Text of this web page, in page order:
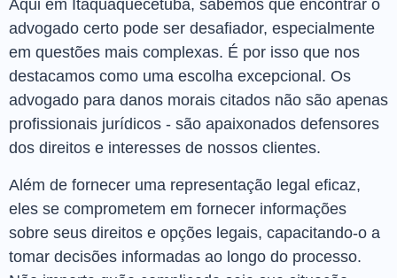
Aqui em Itaquaquecetuba, sabemos que encontrar o
advogado certo pode ser desafiador, especialmente
em questões mais complexas. É por isso que nos
destacamos como uma escolha excepcional. Os
advogado para danos morais citados não são apenas
profissionais jurídicos - são apaixonados defensores
dos direitos e interesses de nossos clientes.
Além de fornecer uma representação legal eficaz,
eles se comprometem em fornecer informações
sobre seus direitos e opções legais, capacitando-o a
tomar decisões informadas ao longo do processo.